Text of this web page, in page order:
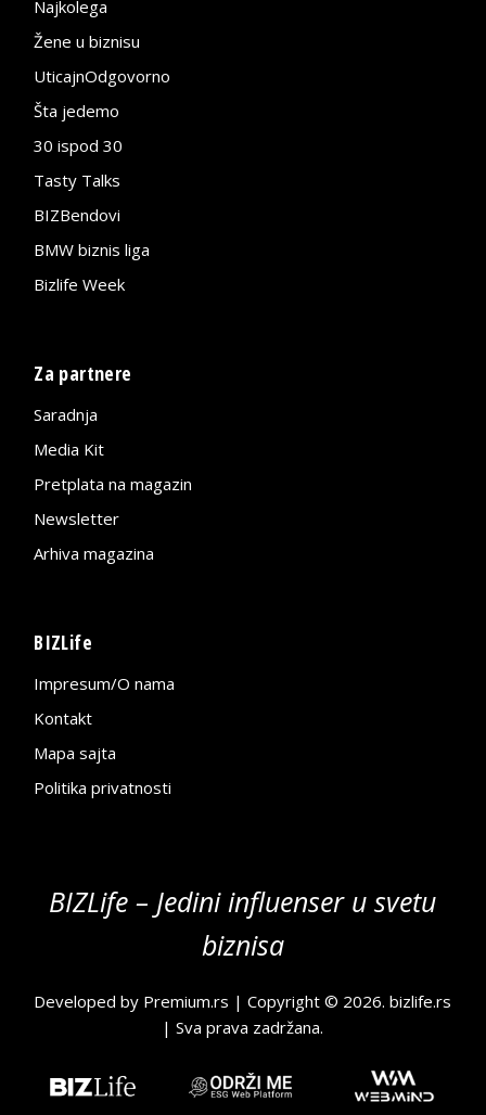
Najkolega
Žene u biznisu
UticajnOdgovorno
Šta jedemo
30 ispod 30
Tasty Talks
BIZBendovi
BMW biznis liga
Bizlife Week
Za partnere
Saradnja
Media Kit
Pretplata na magazin
Newsletter
Arhiva magazina
BIZLife
Impresum/O nama
Kontakt
Mapa sajta
Politika privatnosti
BIZLife – Jedini influenser u svetu
biznisa
Developed by Premium.rs | Copyright © 2026.bizlife.rs
| Sva prava zadržana.